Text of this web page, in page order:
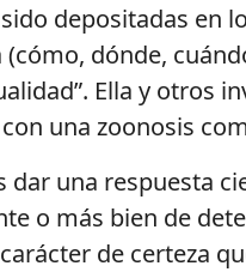
depositadas en
dónde,
Ella y otros
una zoonosis
una respuesta
o más bien de
de certeza